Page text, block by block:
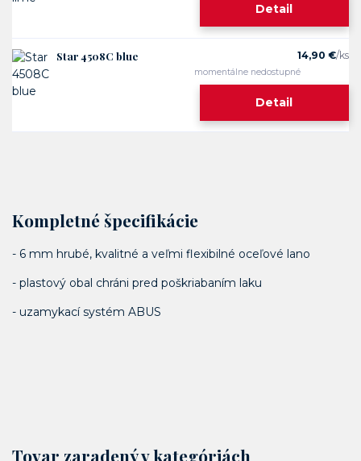
Detail
Star 4508C blue 14,90 €/ks
momentálne nedostupné
Detail
Kompletné špecifikácie
- 6 mm hrubé, kvalitné a veľmi flexibilné oceľové lano
- plastový obal chráni pred poškriabaním laku
- uzamykací systém ABUS
Tovar zaradený v kategóriách